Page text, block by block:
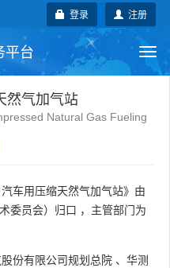
注册
登录
平台
准 地方标准
然气加气站
Natural Gas Fueling
车用压缩天然气加气站》由
委员会）归口 ，主管部门为
份有限公司规划总院 、 华测